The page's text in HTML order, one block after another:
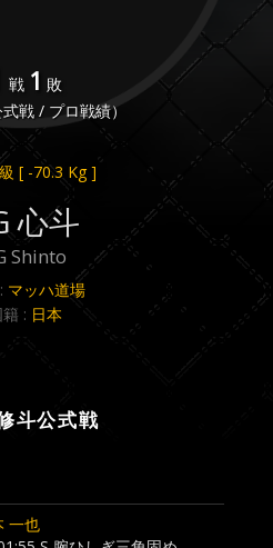
戦 1 敗
式戦 / プロ戦績）
[ -70.3 Kg ]
心斗
Shinto
マッハ道場
: 日本
斗公式戦
一也